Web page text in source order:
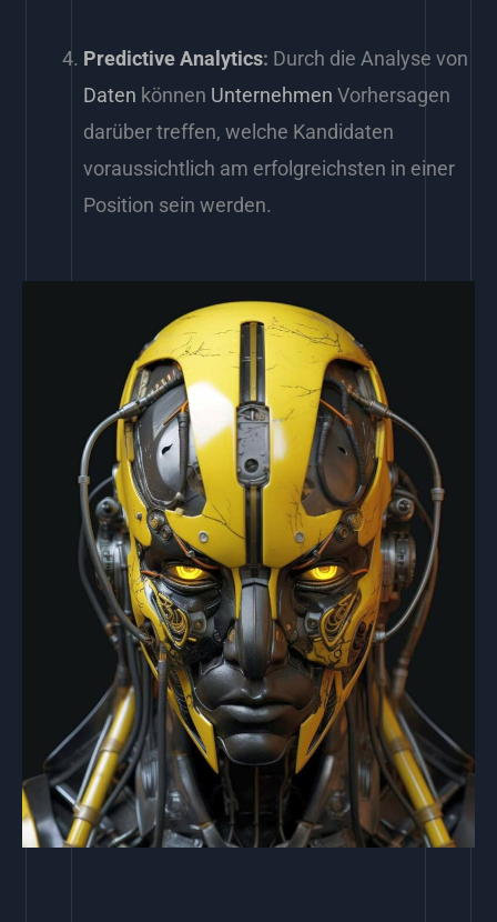
Predictive Analytics: Durch die Analyse von
Daten können Unternehmen Vorhersagen
darüber treffen, welche Kandidaten
voraussichtlich am erfolgreichsten in einer
Position sein werden.